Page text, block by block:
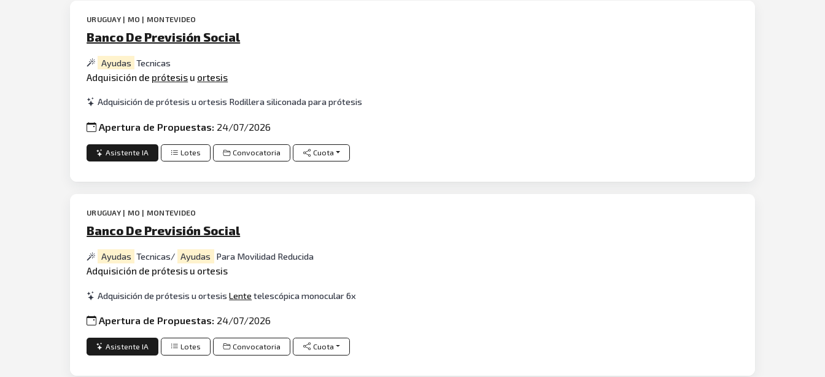
URUGUAY | MO | MONTEVIDEO
Banco De Previsión Social
Ayudas Tecnicas
Adquisición de prótesis u ortesis
Adquisición de prótesis u ortesis Rodillera siliconada para prótesis
Apertura de Propuestas: 24/07/2026
Asistente IA Lotes Convocatoria Cuota
URUGUAY | MO | MONTEVIDEO
Banco De Previsión Social
Ayudas Tecnicas/ Ayudas Para Movilidad Reducida
Adquisición de prótesis u ortesis
Adquisición de prótesis u ortesisLente telescópica monocular 6x
Apertura de Propuestas: 24/07/2026
Asistente IA Lotes Convocatoria Cuota